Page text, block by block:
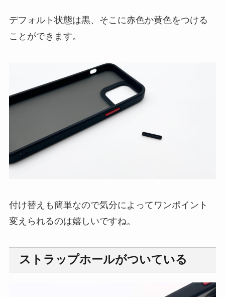
デフォルト状態は黒、そこに赤色か黄色をつける
ことができます。
付け替えも簡単なので気分によってワンポイント
変えられるのは嬉しいですね。
ストラップホールがついている